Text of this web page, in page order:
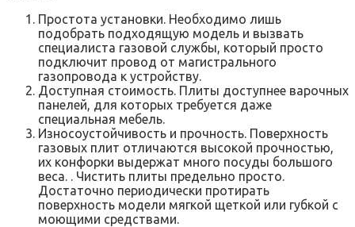
Простота установки. Необходимо лишь
подобрать подходящую модель и вызвать
специалиста газовой службы, который просто
подключит провод от магистрального
газопровода к устройству.
Доступная стоимость. Плиты доступнее варочных
панелей, для которых требуется даже
специальная мебель.
Износоустойчивость и прочность. Поверхность
газовых плит отличаются высокой прочностью,
их конфорки выдержат много посуды большого
веса. . Чистить плиты предельно просто.
Достаточно периодически протирать
поверхность модели мягкой щеткой или губкой с
моющими средствами.